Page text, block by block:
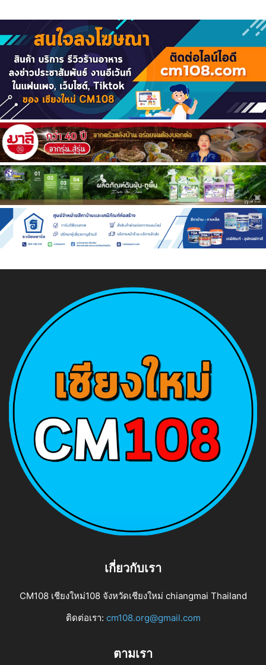
เกี่ยวกับเรา
CM108 เชียงใหม่108 จังหวัดเชียงใหม่ chiangmai Thailand
ติดต่อเรา: cm108.org@gmail.com
ตามเรา